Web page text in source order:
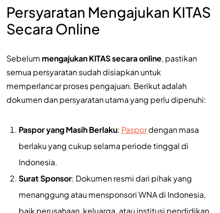
Persyaratan Mengajukan KITAS
Secara Online
Sebelum mengajukan KITAS secara online, pastikan
semua persyaratan sudah disiapkan untuk
memperlancar proses pengajuan. Berikut adalah
dokumen dan persyaratan utama yang perlu dipenuhi:
Paspor yang Masih Berlaku: Paspordengan masa
berlaku yang cukup selama periode tinggal di
Indonesia.
Surat Sponsor: Dokumen resmi dari pihak yang
menanggung atau mensponsori WNA di Indonesia,
baik perusahaan, keluarga, atau institusi pendidikan.